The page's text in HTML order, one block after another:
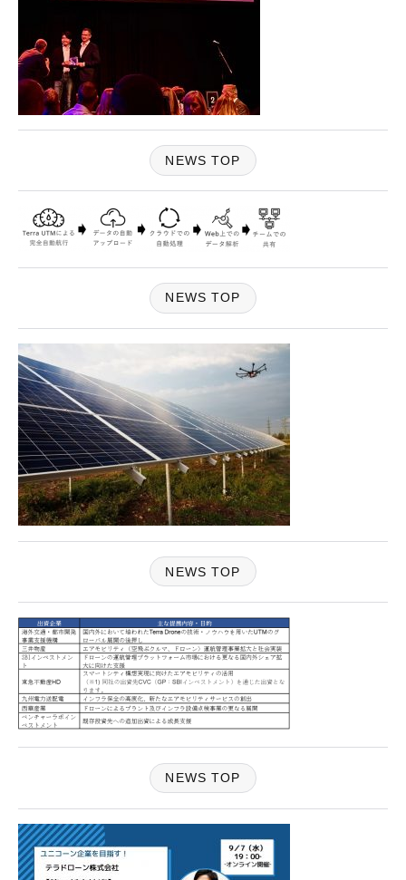
NEWS TOP
NEWS TOP
NEWS TOP
NEWS TOP